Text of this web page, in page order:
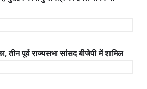
तीन पूर्व राज्यसभा सांसद बीजेपी में शामिल